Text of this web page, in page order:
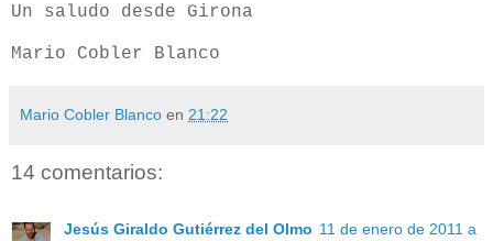
Un saludo desde Girona
Mario Cobler Blanco
Mario Cobler Blanco en 21:22
14 comentarios:
Jesús Giraldo Gutiérrez del Olmo 11 de enero de 2011 a